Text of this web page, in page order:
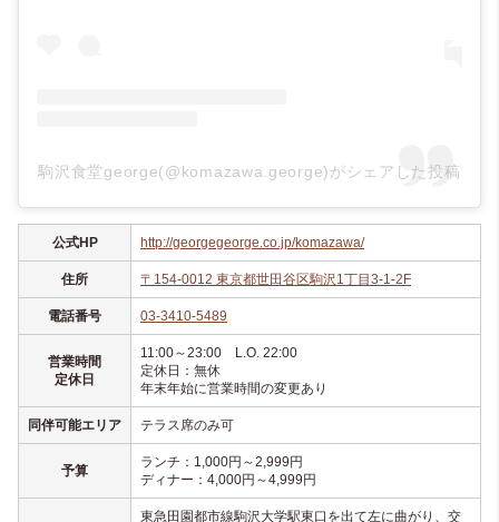
駒沢食堂george(@komazawa.george)がシェアした投稿
公式HP http://georgegeorge.co.jp/komazawa/
住所 〒154-0012 東京都世田谷区駒沢1丁目3-1-2F
電話番号 03-3410-5489
営業時間
定休日
11:00～23:00 L.O. 22:00
定休日：無休
年末年始に営業時間の変更あり
同伴可能エリア テラス席のみ可
予算
ランチ：1,000円～2,999円
ディナー：4,000円～4,999円
東急田園都市線駒沢大学駅東口を出て左に曲がり、交